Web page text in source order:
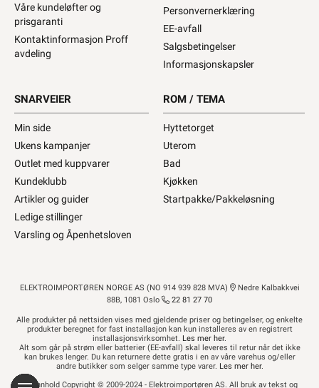
Våre kundeløfter og
prisgaranti
Kontaktinformasjon Proff
avdeling
Personvernerklæring
EE-avfall
Salgsbetingelser
Informasjonskapsler
SNARVEIER
Min side
Ukens kampanjer
Outlet med kuppvarer
Kundeklubb
Artikler og guider
Ledige stillinger
Varsling og Åpenhetsloven
ROM / TEMA
Hyttetorget
Uterom
Bad
Kjøkken
Startpakke/Pakkeløsning
ELEKTROIMPORTØREN NORGE AS (NO 914 939 828 MVA)
Nedre Kalbakkvei
88B, 1081 Oslo
22 81 27 70
Alle produkter på nettsiden vises med gjeldende priser og betingelser, og enkelte
produkter beregnet for fast installasjon kan kun installeres av en registrert
installasjonsvirksomhet. Les mer her.
Alt som går på strøm eller batterier (EE-avfall) skal leveres til retur når det ikke
kan brukes lenger. Du kan returnere dette gratis i en av våre varehus og/eller
andre butikker som selger samme type varer. Les mer her.
Alt innhold Copyright © 2009-2024 - Elektroimportøren AS. All bruk av tekst og